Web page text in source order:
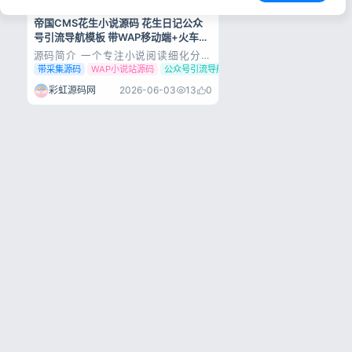
帝国CMS花生小说源码 花生日记公众
号引流导航模板 带WAP移动端+火车头
采集工具
源码简介 一个专注小说阅读细化分类
的网站。我们会根据不同的用户喜
好，将海量的小说进行细化的专题分
类，让您更快的找到自己喜欢的小说
阅读。另外，我们每天会通过用户阅
带采集源码 WAP小说站源码 公众号引流导航源码
彩虹源码网 2026-06-03 13 0